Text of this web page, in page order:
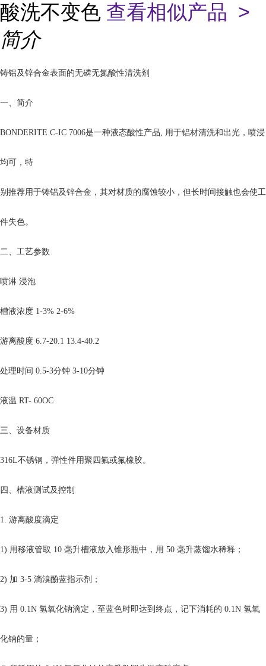
酸洗不变色 查看相似产品 >
简介
铸铝及锌合金表面的无磷无氮酸性清洗剂
一、简介
BONDERITE C-IC 7006是一种液态酸性产品, 用于铝材清洗和出光，喷浸
均可，特
别推荐用于铸铝及锌合金，其对材质的腐蚀较小，但长时间接触也会使工
件失色。
二、工艺参数
喷淋 浸泡
槽液浓度 1-3% 2-6%
游离酸度 6.7-20.1 13.4-40.2
处理时间 0.5-3分钟 3-10分钟
液温 RT- 60OC
三、设备材质
316L不锈钢，弹性件用聚四氟或氟橡胶。
四、槽液测试及控制
1. 游离酸度滴定
1) 用移液管取 10 毫升槽液放入锥形瓶中，用 50 毫升蒸馏水稀释；
2) 加 3-5 滴溴酚蓝指示剂；
3) 用 0.1N 氢氧化钠滴定，至蓝色时即达到终点，记下消耗的 0.1N 氢氧
化钠的量；